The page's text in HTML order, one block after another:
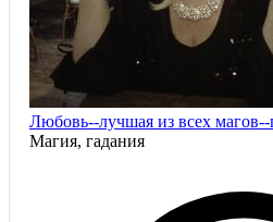
Любовь--лучшая из всех магов--
Магия, гадания